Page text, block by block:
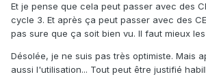
Et je pense que cela peut passer avec des
cycle 3. Et après ça peut passer avec des
pas sure que ça soit bien vu. Il faut mieux
Désolée, je ne suis pas très optimiste. Mais
aussi l'utilisation... Tout peut être justifié